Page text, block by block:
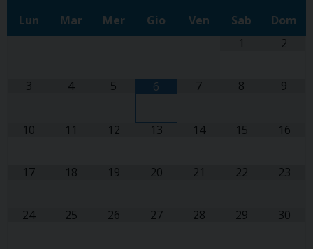
Lun Mar Mer Gio Ven Sab
Dom
1
2
3 4 5 6 7 8 9
10 11 12 13 14 15 16
17 18 19 20 21 22 23
24 25 26 27 28 29 30